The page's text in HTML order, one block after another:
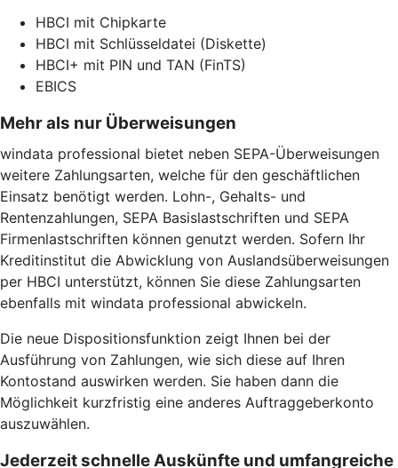
HBCI mit Chipkarte
HBCI mit Schlüsseldatei (Diskette)
HBCI+ mit PIN und TAN (FinTS)
EBICS
Mehr als nur Überweisungen
windata professional bietet neben SEPA-Überweisungen
weitere Zahlungsarten, welche für den geschäftlichen
Einsatz benötigt werden. Lohn-, Gehalts- und
Rentenzahlungen, SEPA Basislastschriften und SEPA
Firmenlastschriften können genutzt werden. Sofern Ihr
Kreditinstitut die Abwicklung von Auslandsüberweisungen
per HBCI unterstützt, können Sie diese Zahlungsarten
ebenfalls mit windata professional abwickeln.
Die neue Dispositionsfunktion zeigt Ihnen bei der
Ausführung von Zahlungen, wie sich diese auf Ihren
Kontostand auswirken werden. Sie haben dann die
Möglichkeit kurzfristig eine anderes Auftraggeberkonto
auszuwählen.
Jederzeit schnelle Auskünfte und umfangreiche